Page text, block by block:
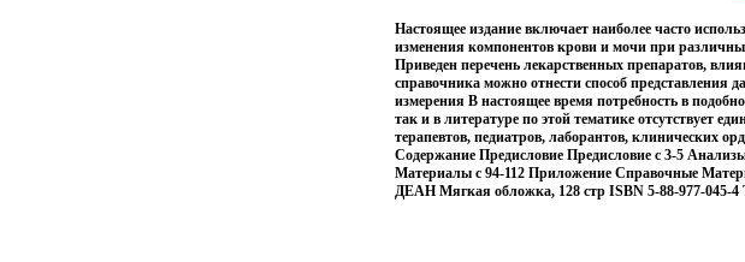
Настоящее издание включает наиболее часто
изменения компонентов крови и мочи при
Приведен перечень лекарственных препаратов,
справочника можно отнести способ представления
измерения В настоящее время потребность в
так и в литературе по этой тематике отсутствует
терапевтов, педиатров, лаборантов, клинических
Содержание Предисловие Предисловие c 3-5
Материалы c 94-112 Приложение Справочные
ДЕАН Мягкая обложка, 128 стр ISBN 5-88-977-045-